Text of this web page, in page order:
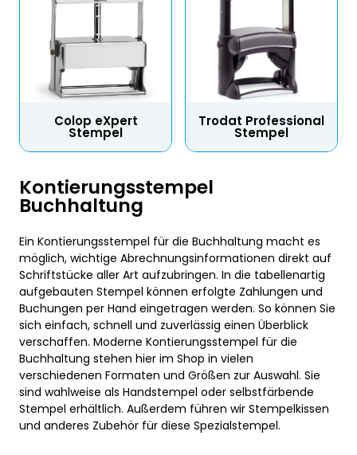
Colop eXpert
Stempel
Trodat Professional
Stempel
Kontierungsstempel
Buchhaltung
Ein Kontierungsstempel für die Buchhaltung macht es
möglich, wichtige Abrechnungsinformationen direkt auf
Schriftstücke aller Art aufzubringen. In die tabellenartig
aufgebauten Stempel können erfolgte Zahlungen und
Buchungen per Hand eingetragen werden. So können Sie
sich einfach, schnell und zuverlässig einen Überblick
verschaffen. Moderne Kontierungsstempel für die
Buchhaltung stehen hier im Shop in vielen
verschiedenen Formaten und Größen zur Auswahl. Sie
sind wahlweise als Handstempel oder selbstfärbende
Stempel erhältlich. Außerdem führen wir Stempelkissen
und anderes Zubehör für diese Spezialstempel.